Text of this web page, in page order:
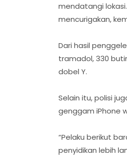
mendatangi
mencurigakan,
Dari hasil
tramadol, 330
dobel Y.
Selain itu, polisi
genggam iPhone
“Pelaku berikut
penyidikan lebih